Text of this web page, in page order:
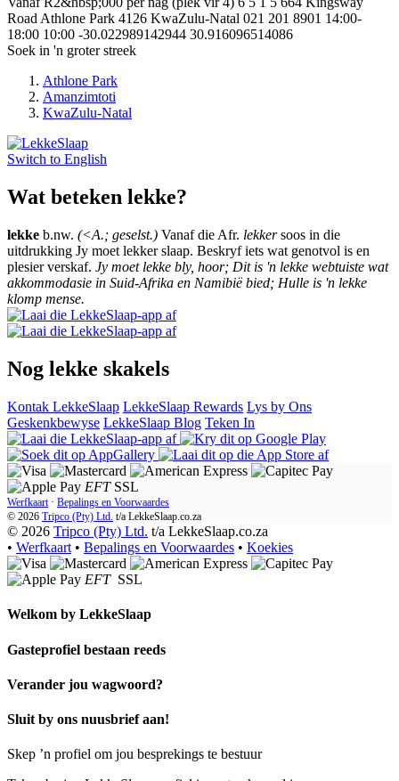
Road Athlone Park 4126 KwaZulu-Natal 021 201 8901 14:00-
18:00 10:00 -30.022989142944 30.916096514086
Soek in 'n groter streek
Athlone Park
Amanzimtoti
KwaZulu-Natal
Switch to English
Wat beteken lekke?
lekke b.nw. (<A.; geselst.) Vanaf die Afr. lekkersoos in die
uitdrukking Jy moet lekker slaap. Beskryf iets wat genotvol is en
plesier verskaf. Jy moet lekke bly, hoor; Dit is 'n lekke webtuiste wat
akkommodasie in Suid-Afrika en Namibië bied; Hulle is 'n lekke
klomp mense.
Nog lekke skakels
Kontak LekkeSlaap LekkeSlaap Rewards Lys by Ons
Geskenkbewyse LekkeSlaap Blog Teken In
EFT SSL
Werfkaart · Bepalings en Voorwaardes
© 2026 Tripco (Pty) Ltd. t/a LekkeSlaap.co.za
© 2026 Tripco (Pty) Ltd. t/a LekkeSlaap.co.za
• Werfkaart • Bepalings en Voorwaardes • Koekies
EFT SSL
Welkom by LekkeSlaap
Gasteprofiel bestaan ​​reeds
Verander jou wagwoord?
Sluit by ons nuusbrief aan!
Skep ’n profiel om jou besprekings te bestuur